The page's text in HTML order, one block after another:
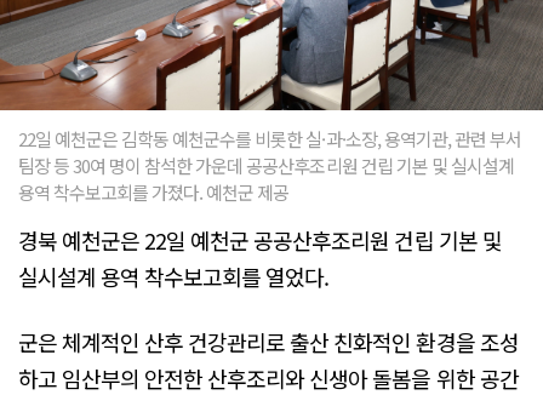
22일 예천군은 김학동 예천군수를 비롯한 실·과·소장, 용역기관, 관련 부서
팀장 등 30여 명이 참석한 가운데 공공산후조리원 건립 기본 및 실시설계
용역 착수보고회를 가졌다. 예천군 제공
경북 예천군은 22일 예천군 공공산후조리원 건립 기본 및
실시설계 용역 착수보고회를 열었다.
군은 체계적인 산후 건강관리로 출산 친화적인 환경을 조성
하고 임산부의 안전한 산후조리와 신생아 돌봄을 위한 공간